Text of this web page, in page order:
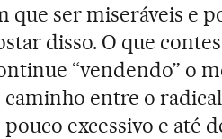
que ser miseráveis e
disso. O que
“vendendo” o
entre o
excessivo e até